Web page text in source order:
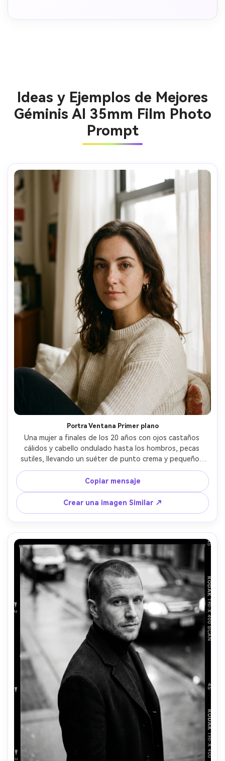
Ideas y Ejemplos de Mejores
Géminis AI 35mm Film Photo
Prompt
Portra Ventana Primer plano
Una mujer a finales de los 20 años con ojos castaños
cálidos y cabello ondulado hasta los hombros, pecas
sutiles, llevando un suéter de punto crema y pequeños
aros dorados, sentada junto a una luz de ventana suave
en un apartamento tranquilo, Kodak Portra 400 35mm
escaneo look con grano suave y halación suave, Canon
AE-1+50mm f/1.8 sensación, profundidad de campo poco
profunda, primer plano de luz natural apretado, estado
de ánimo íntimo calmado, textura de piel realista y
sombras naturales, alta resolución, enfoque nítido,
clasificación de color de la película- -ar 4:5
Copiar mensaje
Crear una imagen Similar ↗